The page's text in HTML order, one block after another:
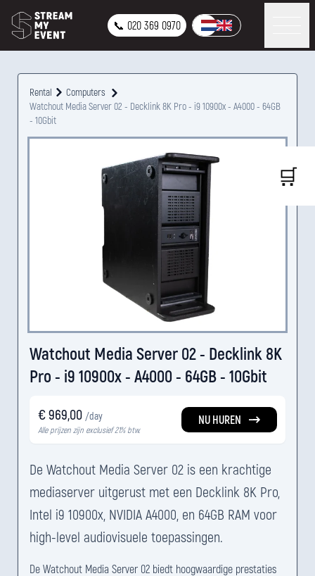
📞 020 369 0970
Rental
Computers
Watchout Media Server 02 - Decklink 8K Pro - i9 10900x - A4000 - 64GB
- 10Gbit
Watchout Media Server 02 - Decklink 8K
Pro - i9 10900x - A4000 - 64GB - 10Gbit
€ 969,00 /day
Alle prijzen zijn exclusief 21% btw.
NU HUREN
De Watchout Media Server 02 is een krachtige
mediaserver uitgerust met een Decklink 8K Pro,
Intel i9 10900x, NVIDIA A4000, en 64GB RAM voor
high-level audiovisuele toepassingen.
De Watchout Media Server 02 biedt hoogwaardige prestaties
🛒